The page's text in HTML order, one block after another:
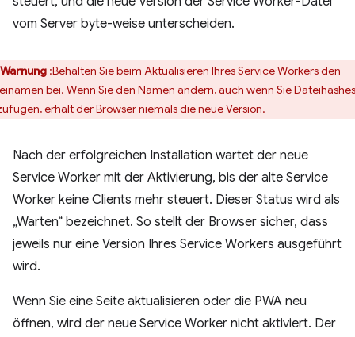
vom Server byte-weise unterscheiden.
Warnung :Behalten Sie beim Aktualisieren Ihres Service Workers den
bei. Wenn Sie den Namen ändern, auch wenn Sie Dateihashes
erhält der Browser niemals die neue Version.
Nach der erfolgreichen Installation wartet der neue
Service Worker mit der Aktivierung, bis der alte Service
Worker keine Clients mehr steuert. Dieser Status wird als
„Warten“ bezeichnet. So stellt der Browser sicher, dass
jeweils nur eine Version Ihres Service Workers ausgeführt
wird.
Wenn Sie eine Seite aktualisieren oder die PWA neu
öffnen, wird der neue Service Worker nicht aktiviert. Der